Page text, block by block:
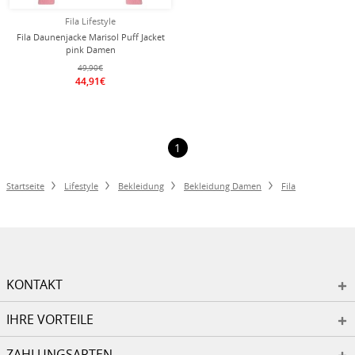
Fila Lifestyle
Fila Daunenjacke Marisol Puff Jacket
pink Damen
49,90€
44,91€
1
Startseite Lifestyle Bekleidung Bekleidung Damen Fila
KONTAKT
IHRE VORTEILE